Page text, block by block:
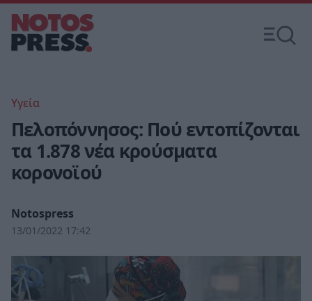
Υγεία
Πελοπόννησος: Πού εντοπίζονται
τα 1.878 νέα κρούσματα
κορονοϊού
Notospress
13/01/2022 17:42